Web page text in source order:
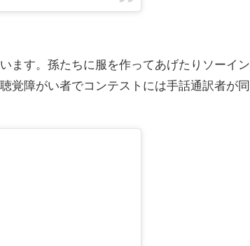
ます。孫たちに服を作ってあげたりソーイン
覚障がい者でコンテストには手話通訳者が同